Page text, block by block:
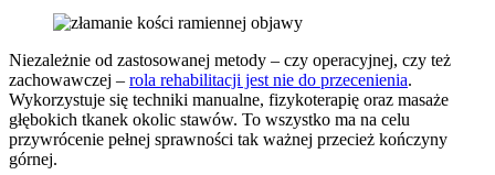
Niezależnie od zastosowanej metody – czy operacyjnej, czy też
zachowawczej – rola rehabilitacji jest nie do przecenienia.
Wykorzystuje się techniki manualne, fizykoterapię oraz masaże
głębokich tkanek okolic stawów. To wszystko ma na celu
przywrócenie pełnej sprawności tak ważnej przecież kończyny
górnej.